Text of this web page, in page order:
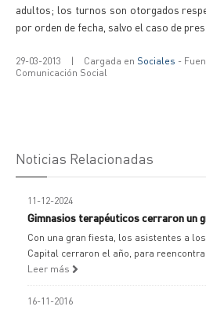
adultos; los turnos son otorgados
por orden de fecha, salvo el caso de
29-03-2013 | Cargada en Sociales -
Comunicación Social
Noticias Relacionadas
11-12-2024
Gimnasios terapéuticos cerraron un
Con una gran fiesta, los asistentes a
Capital cerraron el año, para
Leer más
16-11-2016